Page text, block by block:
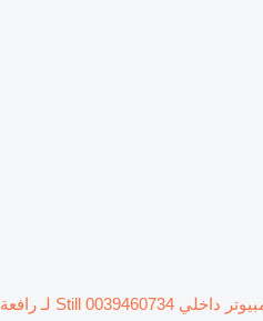
كمبيوتر داخلي Still 0039460734 لـ رافعة